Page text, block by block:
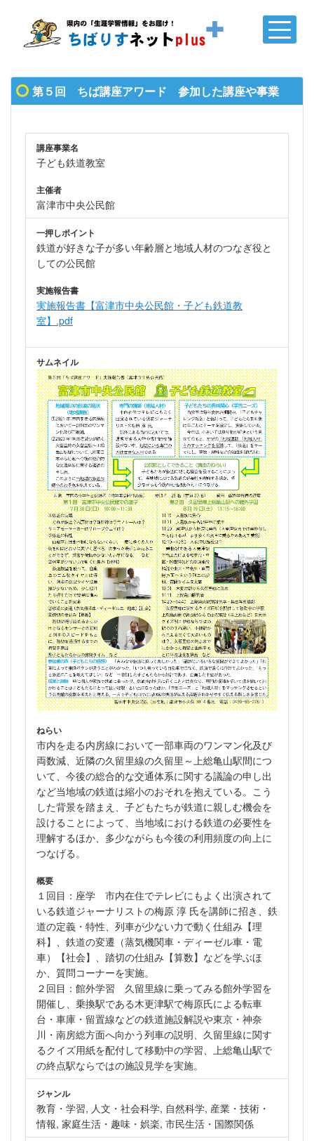
第５回 ちば講座アワード 参加した講座や事業
講座事業名
子ども鉄道教室
主催者
富津市中央公民館
一押しポイント
鉄道が好きな子が多い年齢層と地域人材のつなぎ役と
しての公民館
実施報告書
実施報告書【富津市中央公民館・子ども鉄道教
室】.pdf
サムネイル
ねらい
市内を走る内房線において一部車両のワンマン化及び
両数減、近隣の久留里線の久留里～上総亀山駅間につ
いて、今後の総合的な交通体系に関する議論の申し出
など当地域の鉄道は縮小のおそれを抱えている。こう
した背景を踏まえ、子どもたちが鉄道に親しむ機会を
設けることによって、当地域における鉄道の必要性を
理解するほか、多少ながらも今後の利用頻度の向上に
つなげる。
概要
１回目：座学 市内在住でテレビにもよく出演されて
いる鉄道ジャーナリストの梅原 淳 氏を講師に招き、鉄
道の定義・特性、列車が少ない力で動く仕組み【理
科】、鉄道の変遷（蒸気機関車・ディーゼル車・電
車）【社会】、踏切の仕組み【算数】などを学ぶほ
か、質問コーナーを実施。
２回目：館外学習 久留里線に乗ってみる館外学習を
開催し、乗換駅である木更津駅で梅原氏による転車
台・車庫・留置線などの鉄道施設解説や東京・神奈
川・南房総方面へ向かう列車の説明、久留里線に関す
るクイズ用紙を配付して移動中の学習、上総亀山駅で
の終点駅ならではの施設見学を実施。
ジャンル
教育・学習, 人文・社会科学, 自然科学, 産業・技術・
情報, 家庭生活・趣味・娯楽, 市民生活・国際関係